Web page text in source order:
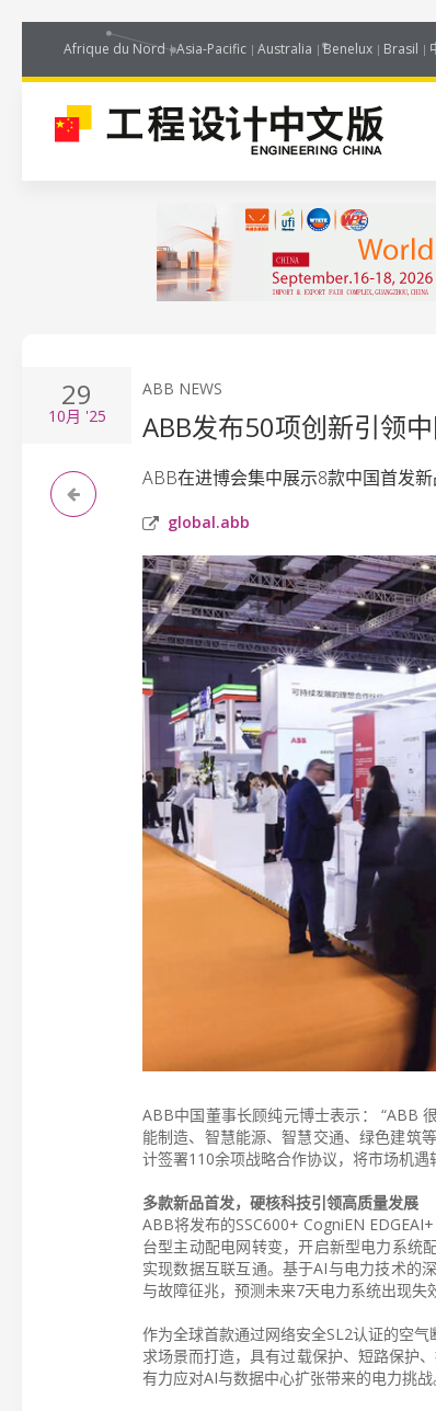
Afrique du Nord Asia-Pacific Australia Benelux Brasil
29
10月 '25
ABB NEWS
ABB发布50项创新引领
ABB在进博会集中展示8款中国首发
global.abb
ABB中国董事长顾纯元博士表示： “ABB
能制造、智慧能源、智慧交通、绿色建筑
计签署110余项战略合作协议，将市场机
多款新品首发，硬核科技引领高质量发展
ABB将发布的SSC600+ CogniEN
台型主动配电网转变，开启新型电力系统
实现数据互联互通。基于AI与电力技术的
与故障征兆，预测未来7天电力系统出现失
作为全球首款通过网络安全SL2认证的空
求场景而打造，具有过载保护、短路保护
有力应对AI与数据中心扩张带来的电力挑战